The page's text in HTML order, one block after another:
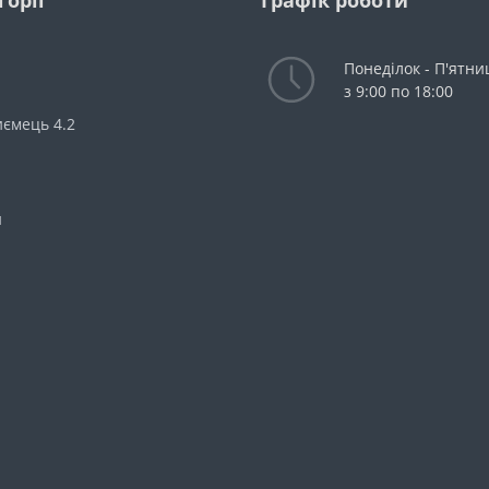
комп'ютера, планшета чи смартфона.
і юридичну значущість документів.
документообіг і кур'єрську доставку.
з останніми змінами законодавства.
швидким і прозорим процесом. Оберіть потрібний
4.2
Понеділок -
з 9:00 по 18:00